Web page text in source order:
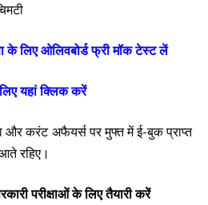
के लिए ओलिवबोर्ड फ्री मॉक टेस्ट लें
यहां क्लिक करें
और करंट अफैयर्स पर मुफ्त में ई-बुक प्राप्त
रहिए।
परीक्षाओं के लिए तैयारी करें